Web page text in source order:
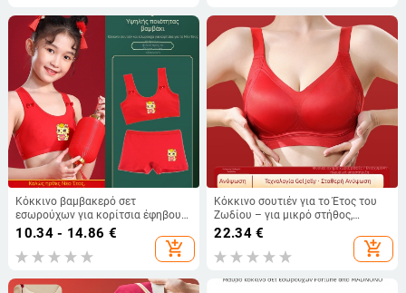
Κόκκινο βαμβακερό σετ
εσωρούχων για κορίτσια έφηβους,
σχέδιο Έτος Αλόγου
10.34 - 14.86 €
add_shopping_cart
Κόκκινο σουτιέν για το Έτος του
Ζωδίου – για μικρό στήθος,
ανύψωση και διαμόρφωση with
σταθερά κύπελλα, πίσω κούμπωμα
22.34€
add_shopping_cart